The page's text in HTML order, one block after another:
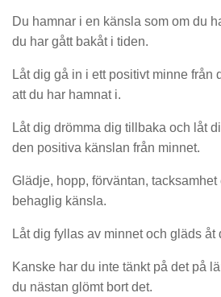
Du hamnar i en känsla som om du
du har gått bakåt i tiden.
Låt dig gå in i ett positivt minne från
att du har hamnat i.
Låt dig drömma dig tillbaka och låt
den positiva känslan från minnet.
Glädje, hopp, förväntan,
behaglig känsla.
Låt dig fyllas av minnet och gläds åt
Kanske har du inte tänkt på det på
du nästan glömt bort det.